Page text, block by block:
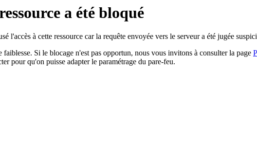
a été bloqué
l'accès à cette ressource car la requête envoyée vers le serveur a été jugée
Si le blocage n'est pas opportun, nous vous invitons à consulter la page
pour qu'on puisse adapter le paramétrage du pare-feu.